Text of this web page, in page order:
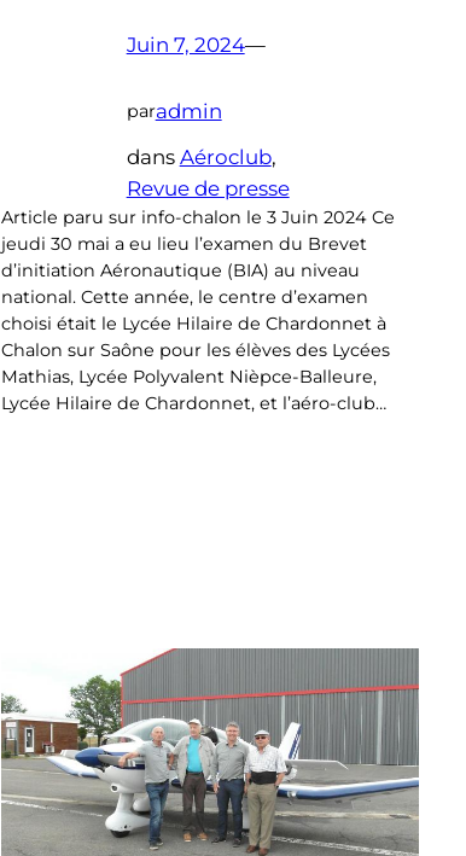
Juin 7, 2024—
paradmin
dans Aéroclub
Revue de presse
Article paru sur info-chalon le 3 Juin 2024 Ce
jeudi 30 mai a eu lieu l’examen du Brevet
d’initiation Aéronautique (BIA) au niveau
national. Cette année, le centre d’examen
choisi était le Lycée Hilaire de Chardonnet à
Chalon sur Saône pour les élèves des Lycées
Mathias, Lycée Polyvalent Nièpce-Balleure,
Lycée Hilaire de Chardonnet, et l’aéro-club…